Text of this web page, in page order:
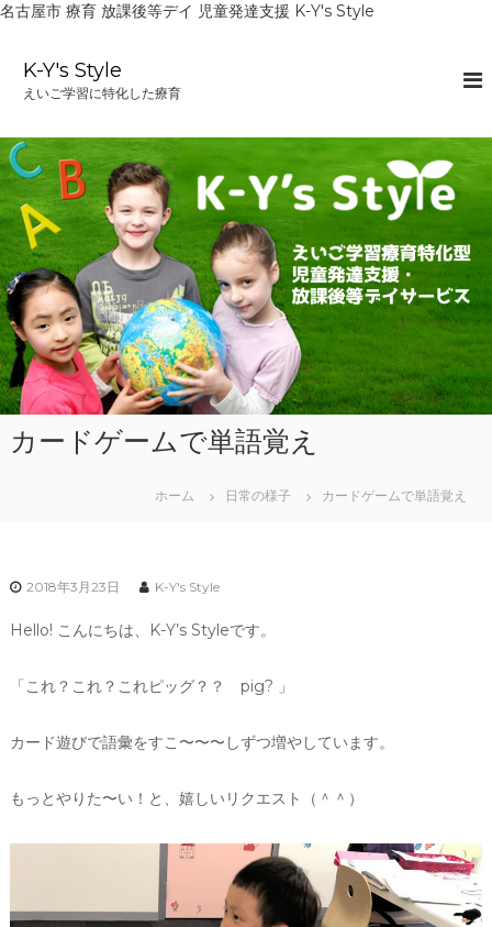
名古屋市 療育 放課後等デイ 児童発達支援 K-Y's Style
へ
ス
キ
ッ
プ
K-Y's Style
えいご学習に特化した療育
カードゲームで単語覚え
ホーム 日常の様子 カードゲームで単語覚え
2018年3月23日 K-Y's Style
Hello! こんにちは、K-Y’s Styleです。
「これ？これ？これピッグ？？ pig? 」
カード遊びで語彙をすこ〜〜〜しずつ増やしています。
もっとやりた〜い！と、嬉しいリクエスト（＾＾）